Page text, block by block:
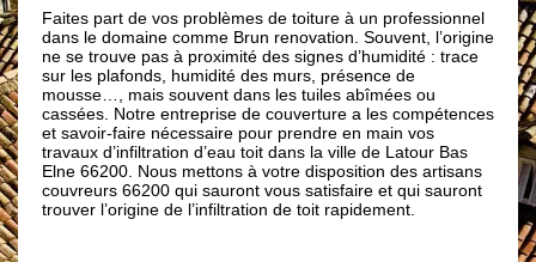
de toiture à un professionnel
Brun renovation. Souvent, l’origine
des signes d’humidité : trace
des murs, présence de
dans les tuiles abîmées ou
de couverture a les compétences
pour prendre en main vos
d’eau toit dans la ville de Latour Bas
à votre disposition des artisans
sauront vous satisfaire et qui sauront
de toit rapidement.
Les réparations et les
nécessitent des savoir-faire
C’est pour cela, qu’il est
professionnel comme Brun
Une fois bien installés ou
plusieurs fonctions : mets
d'eau abondants, protège
imperméabilise les bordures
objectif esthétique, de
faire appel à notre entreprise
renovation ; nous sommes
réparation et de changement